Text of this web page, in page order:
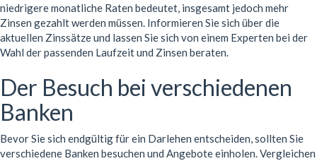
niedrigere monatliche Raten bedeutet, insgesamt jedoch mehr
Zinsen gezahlt werden müssen. Informieren Sie sich über die
aktuellen Zinssätze und lassen Sie sich von einem Experten bei der
Wahl der passenden Laufzeit und Zinsen beraten.
Der Besuch bei verschiedenen
Banken
Bevor Sie sich endgültig für ein Darlehen entscheiden, sollten Sie
verschiedene Banken besuchen und Angebote einholen. Vergleichen